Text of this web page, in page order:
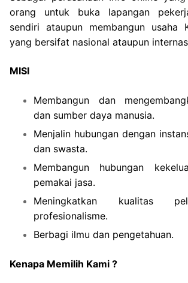
orang untuk buka lapangan
sendiri ataupun membangun usaha
yang bersifat nasional ataupun
MISI
Membangun dan
dan sumber daya manusia.
Menjalin hubungan dengan
dan swasta.
Membangun hubungan
pemakai jasa.
Meningkatkan kualitas
profesionalisme.
Berbagi ilmu dan pengetahuan.
Kenapa Memilih Kami ?